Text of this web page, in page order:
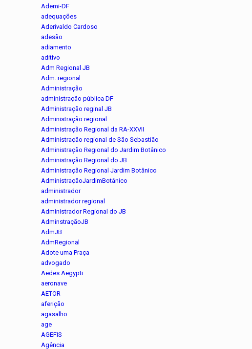
Ademi-DF
adequações
Aderivaldo Cardoso
adesão
adiamento
aditivo
Adm Regional JB
Adm. regional
Administração
administração pública DF
Administração reginal JB
Administração regional
Administração Regional da RA-XXVII
Administração regional de São Sebastião
Administração Regional do Jardim Botânico
Administração Regional do JB
Administração Regional Jardim Botânico
AdministraçãoJardimBotânico
administrador
administrador regional
Administrador Regional do JB
AdminstraçãoJB
AdmJB
AdmRegional
Adote uma Praça
advogado
Aedes Aegypti
aeronave
AETOR
aferição
agasalho
age
AGEFIS
Agência